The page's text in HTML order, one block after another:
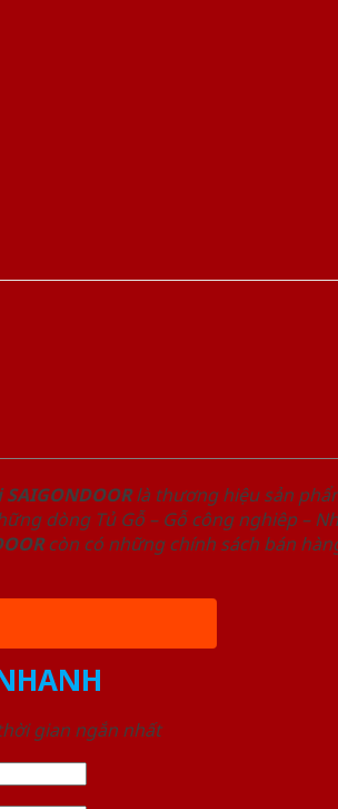
là thương hiệu sản
dòng Tủ Gỗ – Gỗ công nghiêp –
còn có những chính sách bán
gian ngắn nhất